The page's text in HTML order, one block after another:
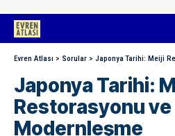
Evren Atlası > Sorular > Japonya Tarihi: Meiji
Japonya Tarihi:
Restorasyonu ve
Modernleşme